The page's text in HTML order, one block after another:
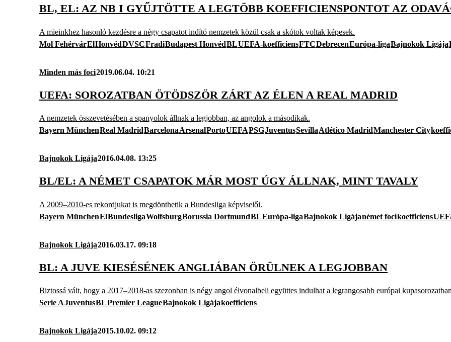
BL, EL: AZ NB I GYŰJTÖTTE A LEGTÖBB KOEFFICIENSPONTOT AZ
A mieinkhez hasonló kezdésre a négy csapatot indító nemzetek közül csak a skótok voltak képesek.
Mol FehérvárElHonvédDVSCFradiBudapest HonvédBLUEFA-koefficiensFTCDebrecenEurópa-ligaBajnokok Ligája
Minden más foci2019.06.04. 10:21
UEFA: SOROZATBAN ÖTÖDSZÖR ZÁRT AZ ÉLEN A REAL MADRID
A nemzetek összevetésében a spanyolok állnak a legjobban, az angolok a másodikak.
Bayern MünchenReal MadridBarcelonaArsenalPortoUEFAPSGJuventusSevillaAtlético MadridManchester City
Bajnokok Ligája2016.04.08. 13:25
BL/EL: A NÉMET CSAPATOK MÁR MOST ÚGY ÁLLNAK, MINT TAVALY
A 2009–2010-es rekordjukat is megdönthetik a Bundesliga képviselői.
Bayern MünchenElBundesligaWolfsburgBorussia DortmundBLEurópa-ligaBajnokok Ligájanémet focikoefficiens
Bajnokok Ligája2016.03.17. 09:18
BL: A JUVE KIESÉSÉNEK ANGLIÁBAN ÖRÜLNEK A LEGJOBBAN
Biztossá vált, hogy a 2017–2018-as szezonban is négy angol élvonalbeli együttes indulhat a legrangosabb európai
Serie AJuventusBLPremier LeagueBajnokok Ligájakoefficiens
Bajnokok Ligája2015.10.02. 09:12